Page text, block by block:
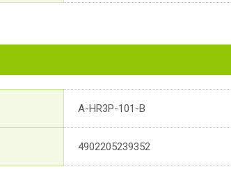
A-HR3P-101-B
4902205239352